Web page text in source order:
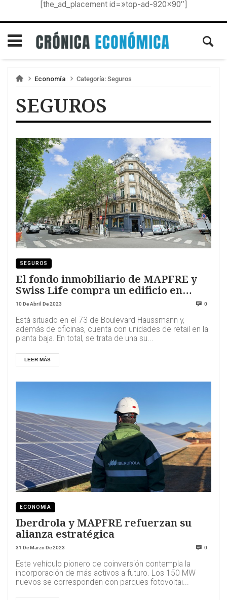
[the_ad_placement id=»top-ad-920×90″]
Economía Categoría: Seguros
SEGUROS
SEGUROS
El fondo inmobiliario de MAPFRE y
Swiss Life compra un edificio en
París
10 De Abril De 2023 0
Está situado en el 73 de Boulevard Haussmann y,
además de oficinas, cuenta con unidades de retail en la
planta baja. En total, se trata de una su...
LEER MÁS
ECONOMÍA
Iberdrola y MAPFRE refuerzan su
alianza estratégica
31 De Marzo De 2023 0
Este vehículo pionero de coinversión contempla la
incorporación de más activos a futuro. Los 150 MW
nuevos se corresponden con parques fotovoltai...